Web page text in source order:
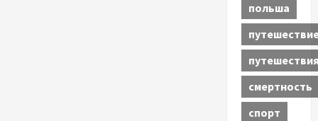
польша
смертность
спорт